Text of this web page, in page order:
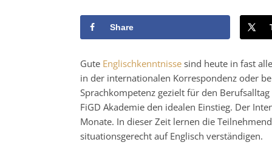
Share
Gute Englischkenntnisse sind heute in fast
in der internationalen Korrespondenz oder
Sprachkompetenz gezielt für den
FiGD Akademie den idealen Einstieg. Der
Monate. In dieser Zeit lernen die
situationsgerecht auf Englisch verständigen.